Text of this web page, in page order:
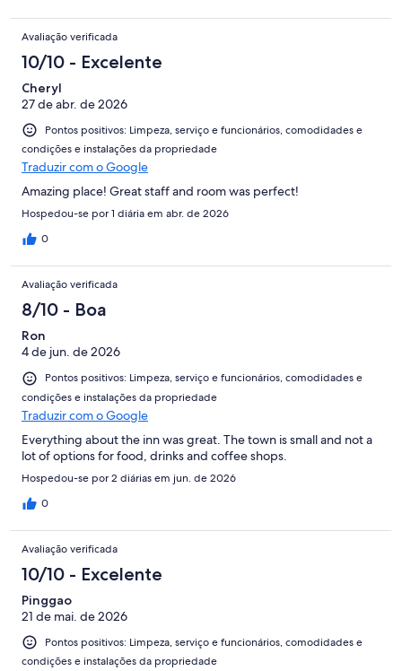
Avaliação verificada
10/10 - Excelente
Cheryl
27 de abr. de 2026
Pontos positivos: Limpeza, serviço e funcionários, comodidades e
condições e instalações da propriedade
Traduzir com o Google
Amazing place! Great staff and room was perfect!
Hospedou-se por 1 diária em abr. de 2026
0
Avaliação verificada
8/10 - Boa
Ron
4 de jun. de 2026
Pontos positivos: Limpeza, serviço e funcionários, comodidades e
condições e instalações da propriedade
Traduzir com o Google
Everything about the inn was great. The town is small and not a
lot of options for food, drinks and coffee shops.
Hospedou-se por 2 diárias em jun. de 2026
0
Avaliação verificada
10/10 - Excelente
Pinggao
21 de mai. de 2026
Pontos positivos: Limpeza, serviço e funcionários, comodidades e
condições e instalações da propriedade